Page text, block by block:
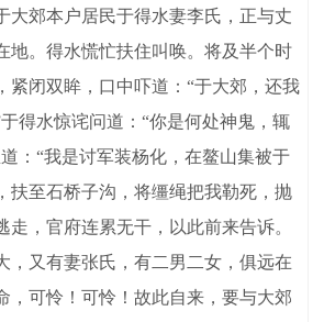
郊本户居民于得水妻李氏，正与丈
地。得水慌忙扶住叫唤。将及半个时
紧闭双眸，口中吓道：“于大郊，还我
得水惊诧问道：“你是何处神鬼，辄
：“我是讨军装杨化，在鳌山集被于
扶至石桥子沟，将缰绳把我勒死，抛
走，官府连累无干，以此前来告诉。
，又有妻张氏，有二男二女，俱远在
，可怜！可怜！故此自来，要与大郊